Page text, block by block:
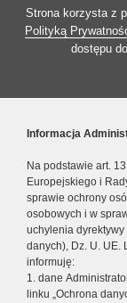
Strona korzysta z
Polityką
dostępu
Informacja
Na podstawie art.
Europejskiego i
sprawie ochrony
osobowych i w
uchylenia
danych), Dz. U. UE.
informuję:
1. dane
linku „Ochrona